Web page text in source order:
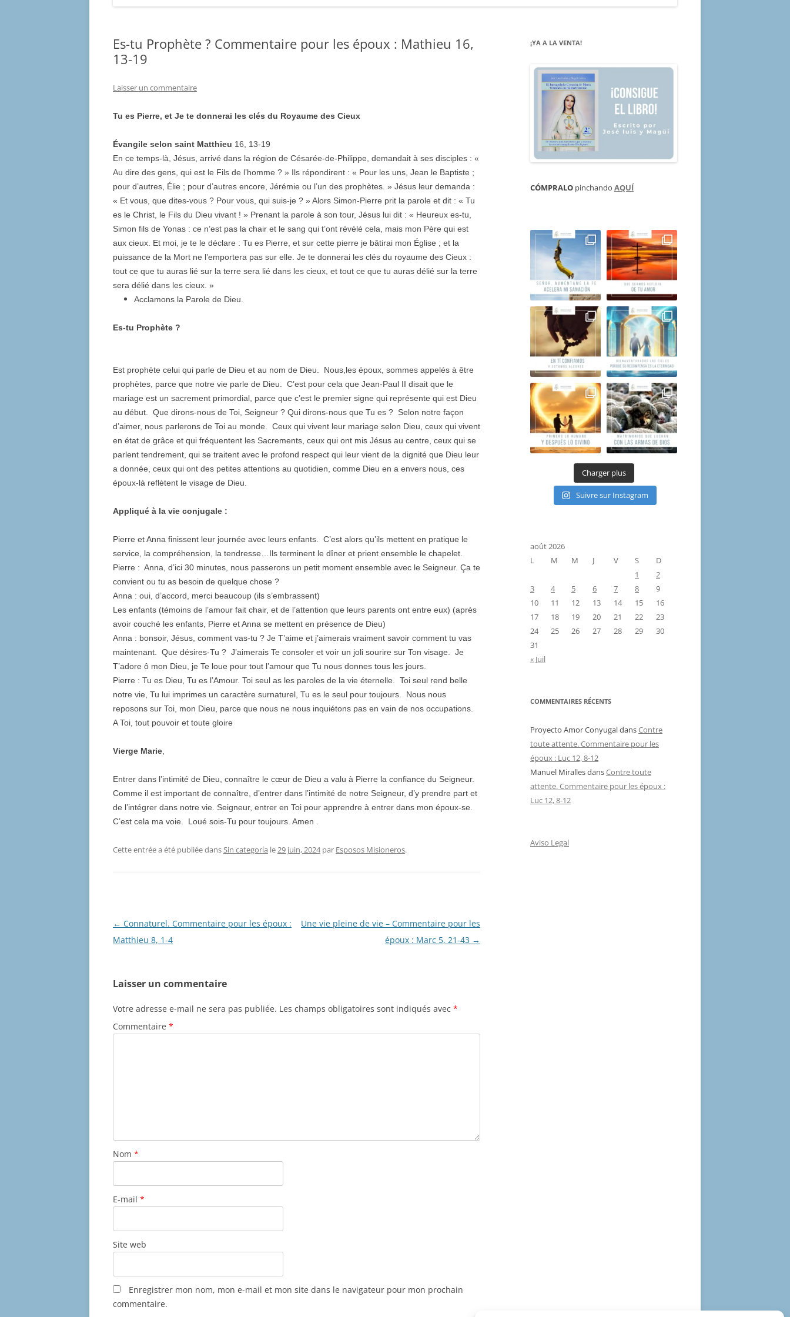
Es-tu Prophète ? Commentaire pour les époux : Mathieu 16,
13-19
Laisser un commentaire
Tu es Pierre, et Je te donnerai les clés du Royaume des Cieux
Évangile selon saint Matthieu 16, 13-19
En ce temps-là, Jésus, arrivé dans la région de Césarée-de-Philippe, demandait à ses disciples : «
Au dire des gens, qui est le Fils de l’homme ? » Ils répondirent : « Pour les uns, Jean le Baptiste ;
pour d’autres, Élie ; pour d’autres encore, Jérémie ou l’un des prophètes. » Jésus leur demanda :
« Et vous, que dites-vous ? Pour vous, qui suis-je ? » Alors Simon-Pierre prit la parole et dit : « Tu
es le Christ, le Fils du Dieu vivant ! » Prenant la parole à son tour, Jésus lui dit : « Heureux es-tu,
Simon fils de Yonas : ce n’est pas la chair et le sang qui t’ont révélé cela, mais mon Père qui est
aux cieux. Et moi, je te le déclare : Tu es Pierre, et sur cette pierre je bâtirai mon Église ; et la
puissance de la Mort ne l’emportera pas sur elle. Je te donnerai les clés du royaume des Cieux :
tout ce que tu auras lié sur la terre sera lié dans les cieux, et tout ce que tu auras délié sur la terre
sera délié dans les cieux. »
Acclamons la Parole de Dieu.
Es-tu Prophète ?
Est prophète celui qui parle de Dieu et au nom de Dieu. Nous,les époux, sommes appelés à être
prophètes, parce que notre vie parle de Dieu. C’est pour cela que Jean-Paul II disait que le
mariage est un sacrement primordial, parce que c’est le premier signe qui représente qui est Dieu
au début. Que dirons-nous de Toi, Seigneur ? Qui dirons-nous que Tu es ? Selon notre façon
d’aimer, nous parlerons de Toi au monde. Ceux qui vivent leur mariage selon Dieu, ceux qui vivent
en état de grâce et qui fréquentent les Sacrements, ceux qui ont mis Jésus au centre, ceux qui se
parlent tendrement, qui se traitent avec le profond respect qui leur vient de la dignité que Dieu leur
a donnée, ceux qui ont des petites attentions au quotidien, comme Dieu en a envers nous, ces
époux-là reflètent le visage de Dieu.
Appliqué à la vie conjugale :
Pierre et Anna finissent leur journée avec leurs enfants. C’est alors qu’ils mettent en pratique le
service, la compréhension, la tendresse…Ils terminent le dîner et prient ensemble le chapelet.
Pierre : Anna, d’ici 30 minutes, nous passerons un petit moment ensemble avec le Seigneur. Ça te
convient ou tu as besoin de quelque chose ?
Anna : oui, d’accord, merci beaucoup (ils s’embrassent)
Les enfants (témoins de l’amour fait chair, et de l’attention que leurs parents ont entre eux) (après
avoir couché les enfants, Pierre et Anna se mettent en présence de Dieu)
Anna : bonsoir, Jésus, comment vas-tu ? Je T’aime et j’aimerais vraiment savoir comment tu vas
maintenant. Que désires-Tu ? J’aimerais Te consoler et voir un joli sourire sur Ton visage. Je
T’adore ô mon Dieu, je Te loue pour tout l’amour que Tu nous donnes tous les jours.
Pierre : Tu es Dieu, Tu es l’Amour. Toi seul as les paroles de la vie éternelle. Toi seul rend belle
notre vie, Tu lui imprimes un caractère surnaturel, Tu es le seul pour toujours. Nous nous
reposons sur Toi, mon Dieu, parce que nous ne nous inquiétons pas en vain de nos occupations.
A Toi, tout pouvoir et toute gloire
Vierge Marie,
Entrer dans l’intimité de Dieu, connaître le cœur de Dieu a valu à Pierre la confiance du Seigneur.
Comme il est important de connaître, d’entrer dans l’intimité de notre Seigneur, d’y prendre part et
de l’intégrer dans notre vie. Seigneur, entrer en Toi pour apprendre à entrer dans mon époux-se.
C’est cela ma voie. Loué sois-Tu pour toujours. Amen .
Cette entrée a été publiée dansSin categoría le29 juin, 2024 par Esposos Misioneros.
Navigation
des
← Connaturel. Commentaire pour les époux :
Matthieu 8, 1-4
Une vie pleine de vie – Commentaire pour les
époux : Marc 5, 21-43 →
Laisser un commentaire
Votre adresse e-mail ne sera pas publiée. Les champs obligatoires sont indiqués avec *
Commentaire *
Nom *
E-mail *
Site web
Enregistrer mon nom, mon e-mail et mon site dans le navigateur pour mon prochain
commentaire.
¡YA A LA VENTA!
CÓMPRALO pinchando AQUÍ
Charger plus
Suivre sur Instagram
août 2026
L
M M J V S
D
1
2
3
4 5 6 7 8
9
10
11 12 13 14 15
16
17
18 19 20 21 22
23
24
25 26 27 28 29
30
31
« Juil
COMMENTAIRES RÉCENTS
Proyecto Amor ConyugaldansContre
toute attente. Commentaire pour les
époux : Luc 12, 8-12
Manuel MirallesdansContre toute
attente. Commentaire pour les époux :
Luc 12, 8-12
Aviso Legal